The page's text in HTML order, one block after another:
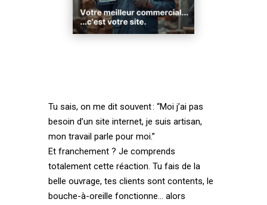
Tu sais, on me dit souvent : “Moi j’ai pas
besoin d’un site internet, je suis artisan,
mon travail parle pour moi.”
Et franchement ? Je comprends
totalement cette réaction. Tu fais de la
belle ouvrage, tes clients sont contents, le
bouche-à-oreille fonctionne… alors